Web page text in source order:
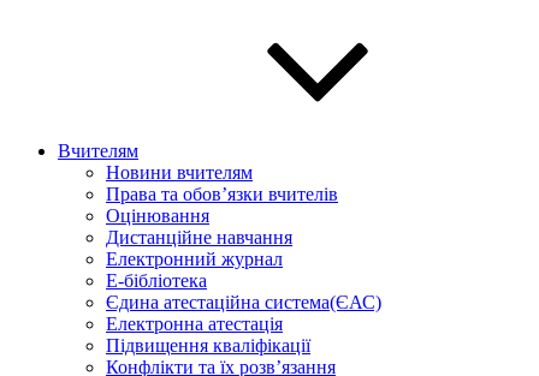
Вчителям
Новини вчителям
Права та обов’язки вчителів
Оцінювання
Дистанційне навчання
Електронний журнал
E-бібліотека
Єдина атестаційна система(ЄАС)
Електронна атестація
Підвищення кваліфікації
Конфлікти та їх розв’язання